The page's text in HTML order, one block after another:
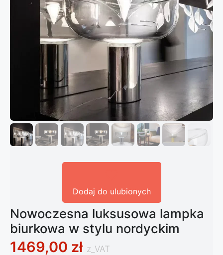
Dodaj do ulubionych
Nowoczesna luksusowa lampka
biurkowa w stylu nordyckim
1469,00 zł z_VAT